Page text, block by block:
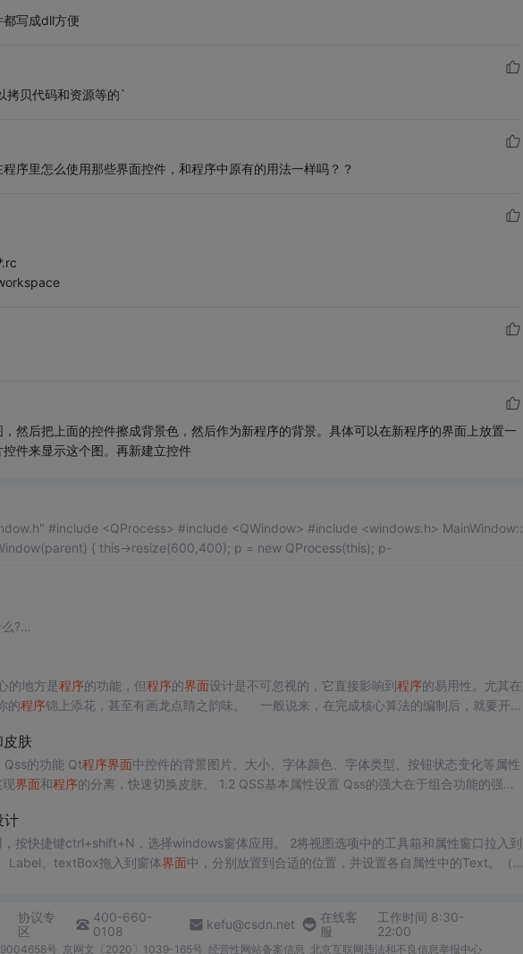
写成dll方便
拷贝代码和资源等的`
序里怎么使用那些界面控件，和程序中原有的用法一样吗？？
然后把上面的控件擦成背景色，然后作为新程序的背景。具体可以在新程序的界面上放置一
件来显示这个图。再新建立控件
#include <QProcess> #include <QWindow> #include <windows.h> MainWindow::
MainWindow(QWidget *parent): QMainWindow(parent) { this->resize(600,400); p = new QProcess(this); p-
?
求?
者键盘消息,然后让其按照我们的需求来做事情,对不对?比如,当用户点击
解锁后,不再捕获鼠标消息,当用户解锁失败后,
的地方是程序的功能，但程序的界面设计是不可忽视的，它直接影响到程序的易用性。尤其在
的程序锦上添花，甚至有画龙点睛之韵味。 一般说来，在完成核心算法的编制后，就要开始
肤
的样式和皮肤 1.1 Qss的功能 Qt程序界面中控件的背景图片、大小、字体颜色、字体类型、按钮状态变化等属性
界面和程序的分离，快速切换皮肤。 1.2 QSS基本属性设置 Qss的强大在于组合功能的强
计
，按快捷键ctrl+shift+N，选择windows窗体应用。 2将视图选项中的工具箱和属性窗口拉入到
Label、textBox拖入到窗体界面中，分别放置到合适的位置，并设置各自属性中的Text。（选
协议专
区
400-660-
0108
kefu@csdn.net
在线客
服
工作时间 8:30-
22:00
号 京网文〔2020〕1039-165号 经营性网站备案信息 北京互联网违法和不良信息举报中心